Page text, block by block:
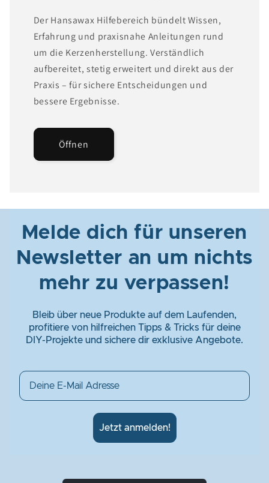
Der Hansawax Hilfebereich bündelt Wissen,
Erfahrung und praxisnahe Anleitungen rund
um die Kerzenherstellung. Verständlich
aufbereitet, stetig erweitert und direkt aus der
Praxis – für sichere Entscheidungen und
bessere Ergebnisse.
Öffnen
Melde dich für unseren
Newsletter an um nichts
mehr zu verpassen!
Bleib über neue Produkte auf dem Laufenden,
profitiere von hilfreichen Tipps & Tricks für deine
DIY-Projekte und sichere dir exklusive Angebote.
Email
Jetzt anmelden!